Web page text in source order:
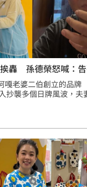
轟 孫德榮怒喊：
嘎老婆二伯創立的品牌
抄襲多個日牌風波，夫
更完整的設計與製作紀
可以讓他們消失，不
」